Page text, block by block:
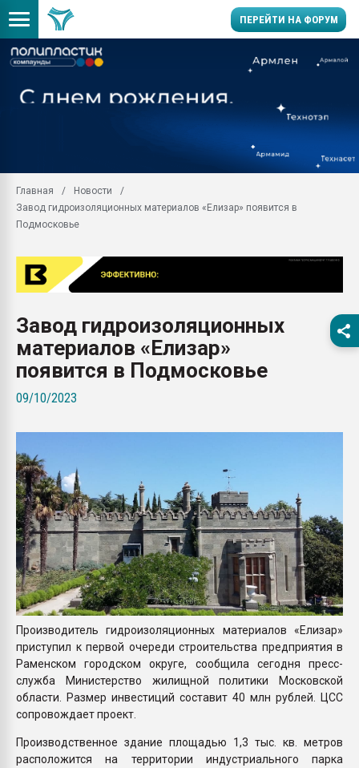
ПЕРЕЙТИ НА ФОРУМ
заводу пластмасс"
первый план в
28.07.2026
ситуацией на
Всё, что касается
ПЕРЕЙТИ НА
Главная
Новости
Завод гидроизоляционных материалов «Елизар» появится в
Подмосковье
Завод гидроизоляционных
материалов «Елизар»
появится в Подмосковье
09/10/2023
Производитель гидроизоляционных материалов «Елизар»
приступил к первой очереди строительства предприятия в
Раменском городском округе, сообщила сегодня пресс-
служба Министерство жилищной политики Московской
области. Размер инвестиций составит 40 млн рублей. ЦСС
сопровождает проект.
Производственное здание площадью 1,3 тыс. кв. метров
расположится на территории индустриального парка